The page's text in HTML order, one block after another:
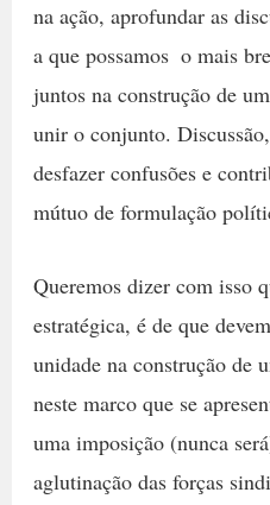
na ação, aprofundar as
a que possamos  o mais
juntos na construção de
unir o conjunto.
desfazer confusões e
mútuo de formulação
Queremos dizer com isso
estratégica, é de que
unidade na construção de
neste marco que se
uma imposição (nunca
aglutinação das forças